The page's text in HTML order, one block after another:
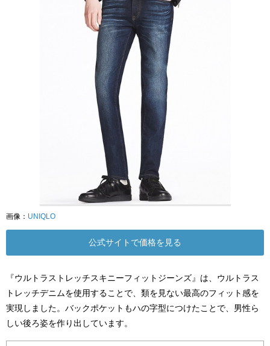
画像： UNIQLO
公式サイトで価格を見る
『ウルトラストレッチスキニーフィットジーンズ』は、ウルトラス
トレッチデニムを使用することで、類を見ない最高のフィット感を
実現しました。バックポケットもハの字型につけたことで、男性ら
しい後ろ姿を作り出しています。